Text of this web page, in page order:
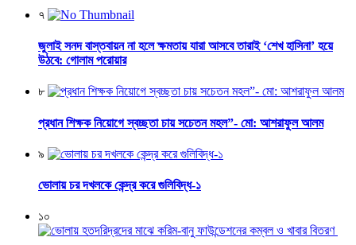
৭
জুলাই সনদ বাস্তবায়ন না হলে ক্ষমতায় যারা আসবে তারাই ‘শেখ হাসিনা’ হয়ে
উঠবে: গোলাম পরোয়ার
৮
প্রধান শিক্ষক নিয়োগে স্বচ্ছতা চায় সচেতন মহল”- মো: আশরাফুল আলম
৯
ভোলায় চর দখলকে কেন্দ্র করে গুলিবিদ্ধ-১
১০